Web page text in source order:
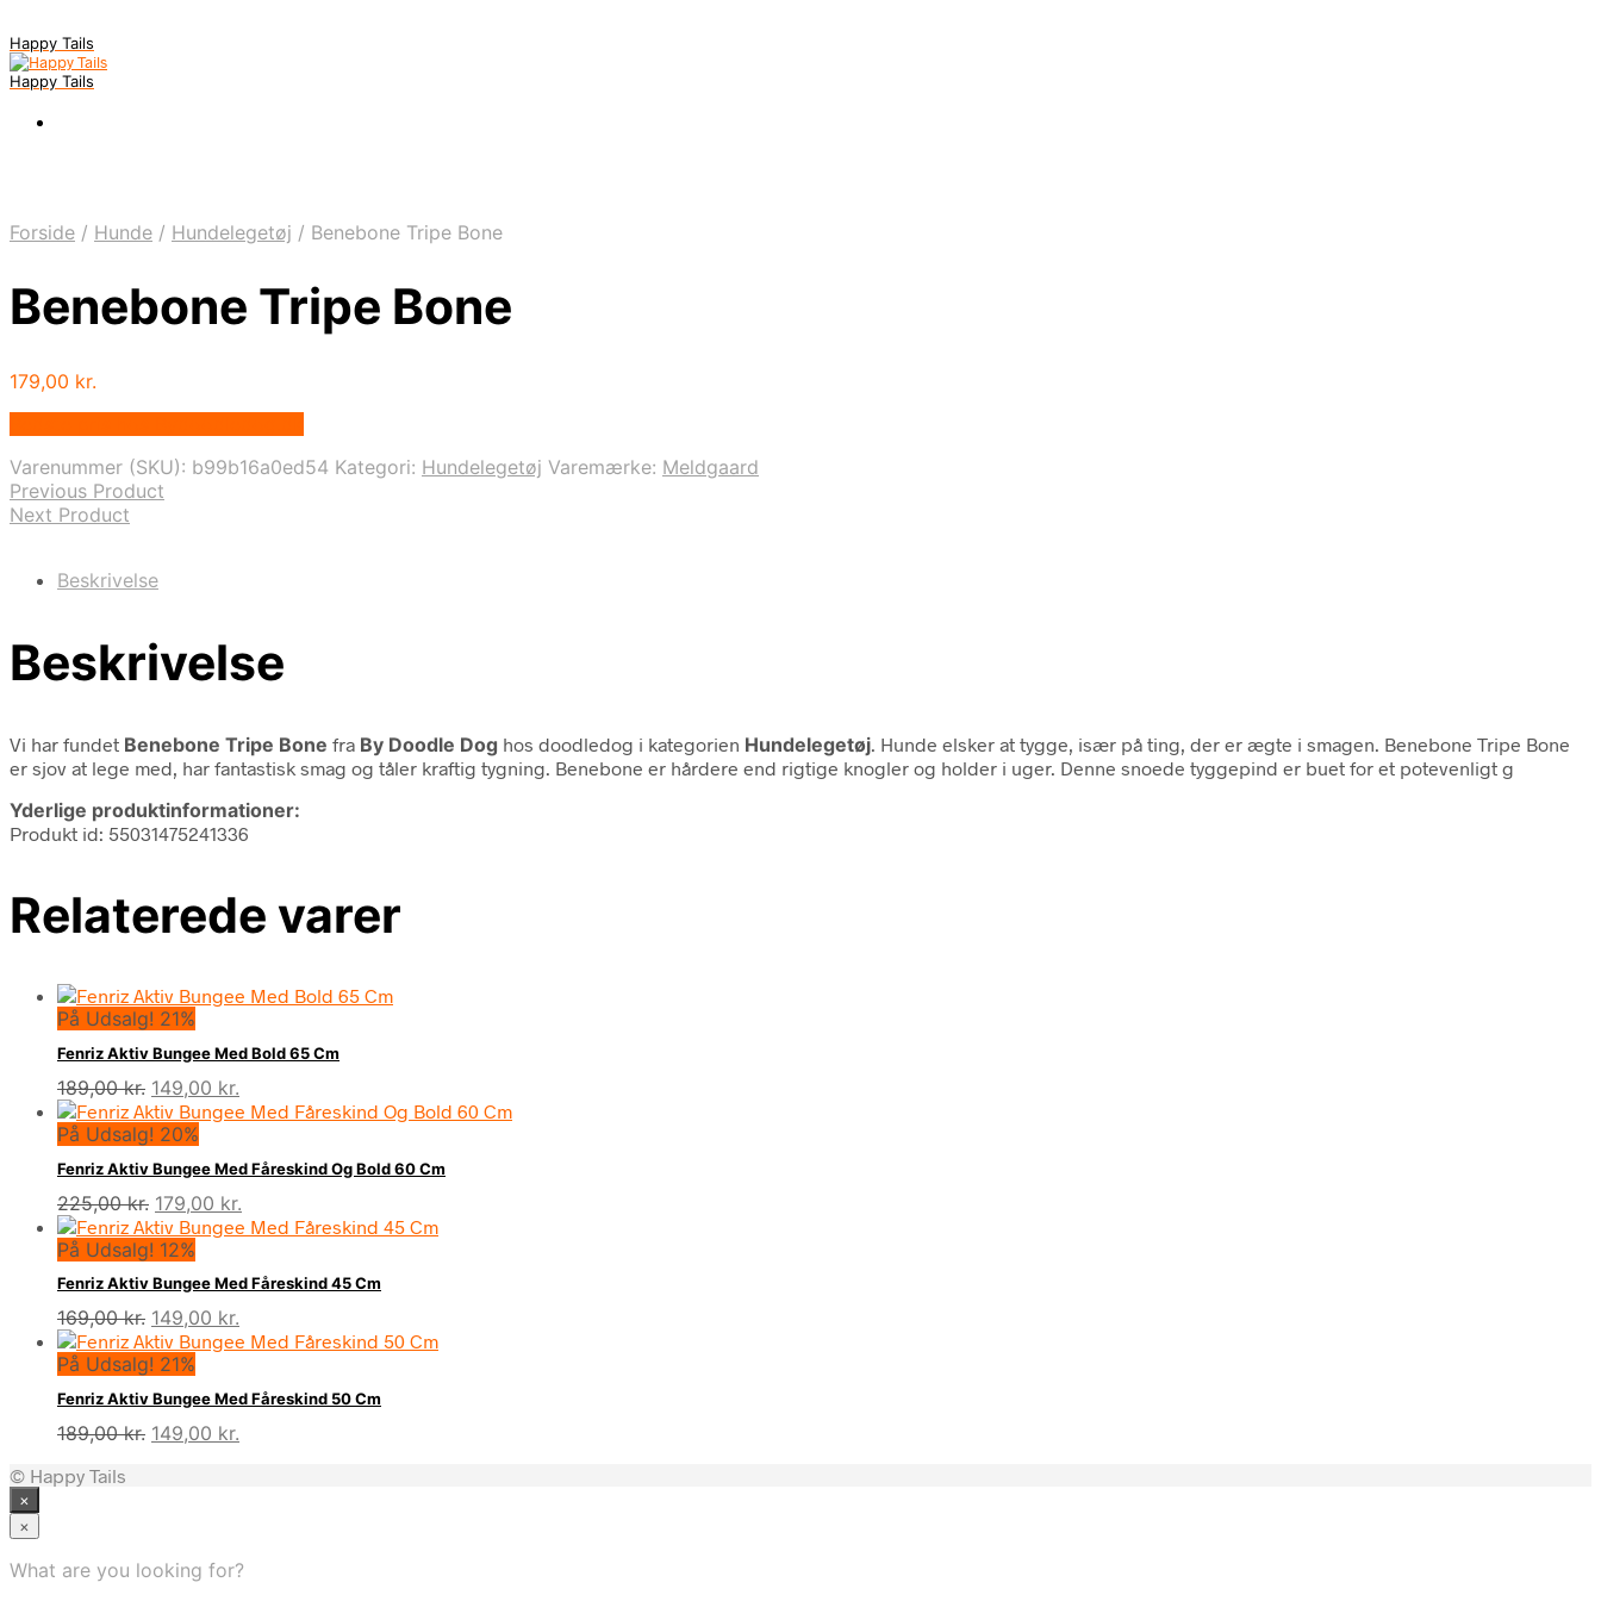
Happy Tails
Happy Tails
Forside / Hunde / Hundelegetøj / Benebone Tripe Bone
Benebone Tripe Bone
179,00 kr.
Varenummer (SKU): b99b16a0ed54 Kategori: Hundelegetøj Varemærke: Meldgaard
Previous Product
Next Product
Beskrivelse
Beskrivelse
Vi har fundet Benebone Tripe Bone fra By Doodle Dog hos doodledog i kategorien Hundelegetøj . Hunde elsker at tygge, især på ting, der er ægte i smagen. Benebone Tripe Bone
er sjov at lege med, har fantastisk smag og tåler kraftig tygning. Benebone er hårdere end rigtige knogler og holder i uger. Denne snoede tyggepind er buet for et potevenligt g
Yderlige produktinformationer:
Produkt id: 55031475241336
Relaterede varer
På Udsalg! 21%
Fenriz Aktiv Bungee Med Bold 65 Cm
189,00kr. Den
oprindelige
pris
var:
189,00 kr..
149,00 kr.
aktuelle
er:
149,00 kr..
På Udsalg! 20%
Fenriz Aktiv Bungee Med Fåreskind Og Bold 60 Cm
225,00kr. Den
oprindelige
pris
var:
225,00 kr..
179,00 kr.
aktuelle
er:
179,00 kr..
På Udsalg! 12%
Fenriz Aktiv Bungee Med Fåreskind 45 Cm
169,00kr. Den
oprindelige
pris
var:
169,00 kr..
149,00 kr.
aktuelle
er:
149,00 kr..
På Udsalg! 21%
Fenriz Aktiv Bungee Med Fåreskind 50 Cm
189,00kr. Den
149,00 kr.
© Happy Tails
×
×
What are you looking for?